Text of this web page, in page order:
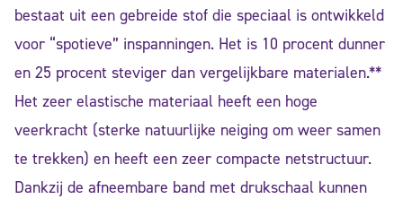
bestaat uit een gebreide stof die speciaal is ontwikkeld
voor “spotieve” inspanningen. Het is 10 procent dunner
en 25 procent steviger dan vergelijkbare materialen.**
Het zeer elastische materiaal heeft een hoge
veerkracht (sterke natuurlijke neiging om weer samen
te trekken) en heeft een zeer compacte netstructuur.
Dankzij de afneembare band met drukschaal kunnen